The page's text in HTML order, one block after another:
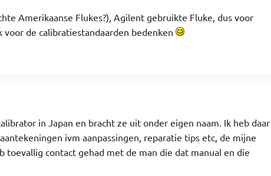
Amerikaanse Flukes?), Agilent gebruikte Fluke, dus voor
de calibratiestandaarden bedenken
in Japan en bracht ze uit onder eigen naam. Ik heb daar
ivm aanpassingen, reparatie tips etc, de mijne
toevallig contact gehad met de man die dat manual en die